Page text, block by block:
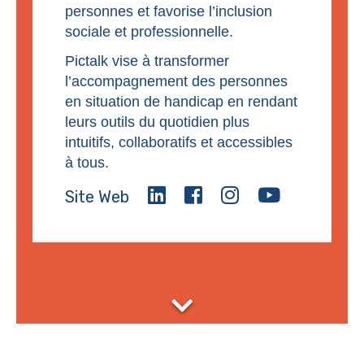
personnes et favorise l’inclusion
sociale et professionnelle.
Pictalk vise à transformer
l’accompagnement des personnes
en situation de handicap en rendant
leurs outils du quotidien plus
intuitifs, collaboratifs et accessibles
à tous.
Site Web